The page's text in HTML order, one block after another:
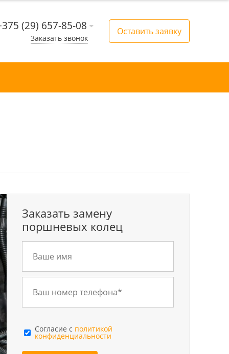
(29) 657-85-08
Заказать звонок
Оставить заявку
Заказать замену
поршневых колец
Cогласие с политикой
конфиденциальности